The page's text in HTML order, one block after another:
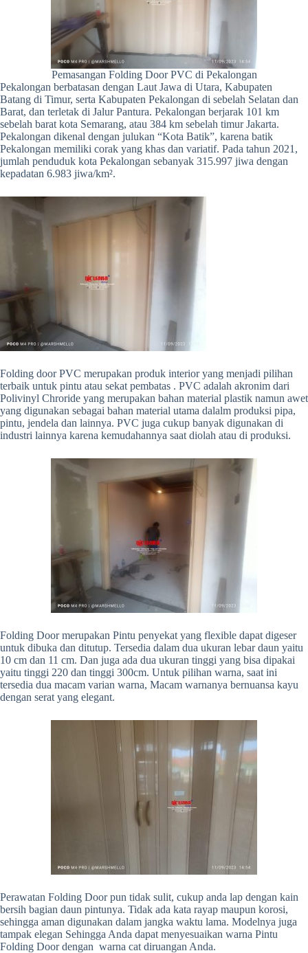
Pemasangan Folding Door PVC di Pekalongan
Pekalongan berbatasan dengan Laut Jawa di Utara, Kabupaten
Batang di Timur, serta Kabupaten Pekalongan di sebelah Selatan dan
Barat, dan terletak di Jalur Pantura. Pekalongan berjarak 101 km
sebelah barat kota Semarang, atau 384 km sebelah timur Jakarta.
Pekalongan dikenal dengan julukan “Kota Batik”, karena batik
Pekalongan memiliki corak yang khas dan variatif. Pada tahun 2021,
jumlah penduduk kota Pekalongan sebanyak 315.997 jiwa dengan
kepadatan 6.983 jiwa/km².
Folding door PVC merupakan produk interior yang menjadi pilihan
terbaik untuk pintu atau sekat pembatas . PVC adalah akronim dari
Polivinyl Chroride yang merupakan bahan material plastik namun awet
yang digunakan sebagai bahan material utama dalalm produksi pipa,
pintu, jendela dan lainnya. PVC juga cukup banyak digunakan di
industri lainnya karena kemudahannya saat diolah atau di produksi.
Folding Door merupakan Pintu penyekat yang flexible dapat digeser
untuk dibuka dan ditutup. Tersedia dalam dua ukuran lebar daun yaitu
10 cm dan 11 cm. Dan juga ada dua ukuran tinggi yang bisa dipakai
yaitu tinggi 220 dan tinggi 300cm. Untuk pilihan warna, saat ini
tersedia dua macam varian warna, Macam warnanya bernuansa kayu
dengan serat yang elegant.
Perawatan Folding Door pun tidak sulit, cukup anda lap dengan kain
bersih bagian daun pintunya. Tidak ada kata rayap maupun korosi,
sehingga aman digunakan dalam jangka waktu lama. Modelnya juga
tampak elegan Sehingga Anda dapat menyesuaikan warna Pintu
Folding Door dengan warna cat diruangan Anda.